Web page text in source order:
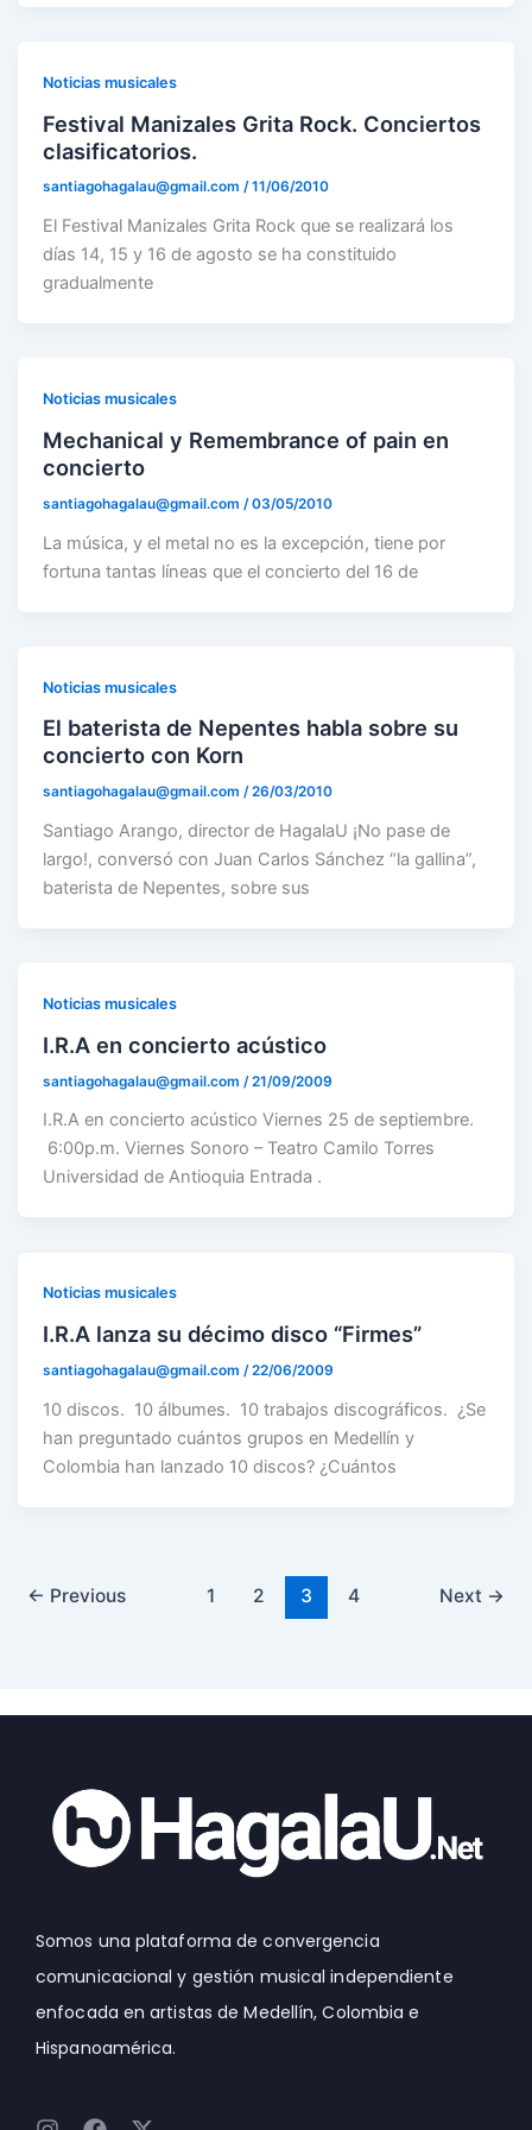
Noticias musicales
Festival Manizales Grita Rock. Conciertos
clasificatorios.
santiagohagalau@gmail.com/11/06/2010
El Festival Manizales Grita Rock que se realizará los
días 14, 15 y 16 de agosto se ha constituido
gradualmente
Noticias musicales
Mechanical y Remembrance of pain en
concierto
santiagohagalau@gmail.com/03/05/2010
La música, y el metal no es la excepción, tiene por
fortuna tantas líneas que el concierto del 16 de
Noticias musicales
El baterista de Nepentes habla sobre su
concierto con Korn
santiagohagalau@gmail.com/26/03/2010
Santiago Arango, director de HagalaU ¡No pase de
largo!, conversó con Juan Carlos Sánchez “la gallina”,
baterista de Nepentes, sobre sus
Noticias musicales
I.R.A en concierto acústico
santiagohagalau@gmail.com /21/09/2009
I.R.A en concierto acústico Viernes 25 de septiembre.
6:00p.m. Viernes Sonoro – Teatro Camilo Torres
Universidad de Antioquia Entrada .
Noticias musicales
I.R.A lanza su décimo disco “Firmes”
santiagohagalau@gmail.com/22/06/2009
10 discos. 10 álbumes. 10 trabajos discográficos. ¿Se
han preguntado cuántos grupos en Medellín y
Colombia han lanzado 10 discos? ¿Cuántos
← Previous 1 2 3 4 Next →
Somos una plataforma de convergencia
comunicacional y gestión musical independiente
enfocada en artistas de Medellín, Colombia e
Hispanoamérica.